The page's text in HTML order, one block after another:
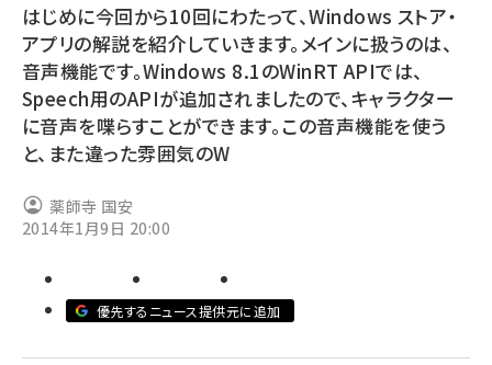
drupal (1929)
genai (1468)
abc123 (1341)
ai crunch (1340)
はじめに今回から10回にわたって、Windows ストア・
アプリの解説を紹介していきます。メインに扱うのは、
音声機能です。Windows 8.1のWinRT APIでは、
Speech用のAPIが追加されましたので、キャラクター
に音声を喋らすことができます。この音声機能を使う
と、また違った雰囲気のW
薬師寺 国安
2014年1月9日 20:00
優先するニュース提供元に追加